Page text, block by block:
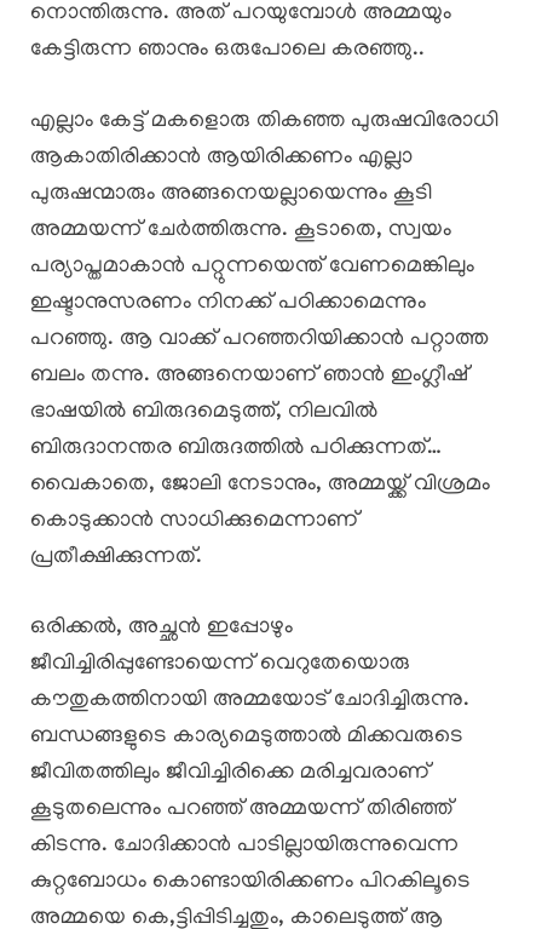
നൊന്തിരുന്നു. അത് പറയുമ്പോൾ അമ്മയും
കേട്ടിരുന്ന ഞാനും ഒരുപോലെ കരഞ്ഞു..
എല്ലാം കേട്ട് മകളൊരു തികഞ്ഞ പുരുഷവിരോധി
ആകാതിരിക്കാൻ ആയിരിക്കണം എല്ലാ
പുരുഷന്മാരും അങ്ങനെയല്ലായെന്നും കൂടി
അമ്മയന്ന് ചേർത്തിരുന്നു. കൂടാതെ, സ്വയം
പര്യാപ്തമാകാൻ പറ്റുന്നയെന്ത് വേണമെങ്കിലും
ഇഷ്ടാനുസരണം നിനക്ക് പഠിക്കാമെന്നും
പറഞ്ഞു. ആ വാക്ക് പറഞ്ഞറിയിക്കാൻ പറ്റാത്ത
ബലം തന്നു. അങ്ങനെയാണ് ഞാൻ ഇംഗ്ലീഷ്
ഭാഷയിൽ ബിരുദമെടുത്ത്, നിലവിൽ
ബിരുദാനന്തര ബിരുദത്തിൽ പഠിക്കുന്നത്…
വൈകാതെ, ജോലി നേടാനും, അമ്മയ്ക്ക് വിശ്രമം
കൊടുക്കാൻ സാധിക്കുമെന്നാണ്
പ്രതീക്ഷിക്കുന്നത്.
ഒരിക്കൽ, അച്ഛൻ ഇപ്പോഴും
ജീവിച്ചിരിപ്പുണ്ടോയെന്ന് വെറുതേയൊരു
കൗതുകത്തിനായി അമ്മയോട് ചോദിച്ചിരുന്നു.
ബന്ധങ്ങളുടെ കാര്യമെടുത്താൽ മിക്കവരുടെ
ജീവിതത്തിലും ജീവിച്ചിരിക്കെ മരിച്ചവരാണ്
കൂടുതലെന്നും പറഞ്ഞ് അമ്മയന്ന് തിരിഞ്ഞ്
കിടന്നു. ചോദിക്കാൻ പാടില്ലായിരുന്നുവെന്ന
കുറ്റബോധം കൊണ്ടായിരിക്കണം പിറകിലൂടെ
അമ്മയെ കെ,ട്ടിപ്പിടിച്ചതും, കാലെടുത്ത് ആ